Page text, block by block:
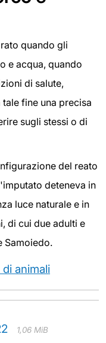
quando gli
e acqua, quando
di salute,
fine una precisa
sugli stessi o di
del reato
deteneva in
luce naturale e in
di cui due adulti e
Samoiedo.
animali
1,06 MiB